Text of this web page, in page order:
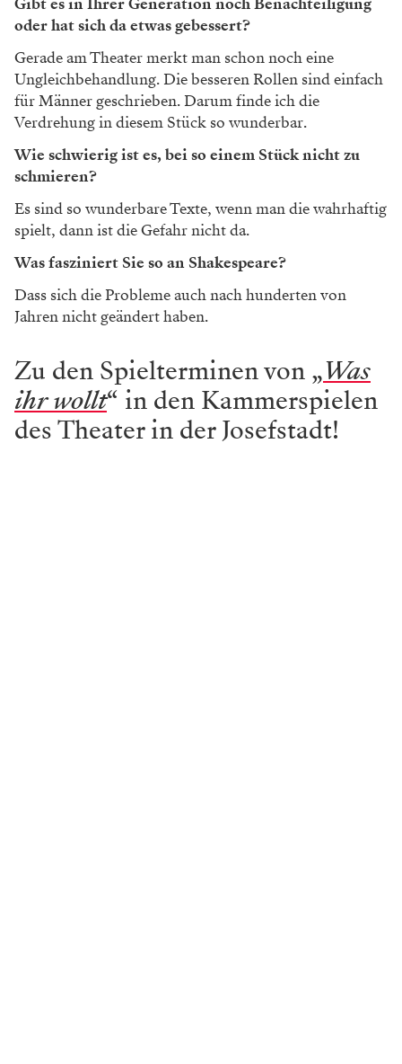
oder hat sich da etwas gebessert?
Gerade am Theater merkt man schon noch eine
Ungleichbehandlung. Die besseren Rollen sind einfach
für Männer geschrieben. Darum finde ich die
Verdrehung in diesem Stück so wunderbar.
Wie schwierig ist es, bei so einem Stück nicht zu
schmieren?
Es sind so wunderbare Texte, wenn man die wahrhaftig
spielt, dann ist die Gefahr nicht da.
Was fasziniert Sie so an Shakespeare?
Dass sich die Probleme auch nach hunderten von
Jahren nicht geändert haben.
Zu den Spielterminen von „Was
ihr wollt“ in den Kammerspielen
des Theater in der Josefstadt!